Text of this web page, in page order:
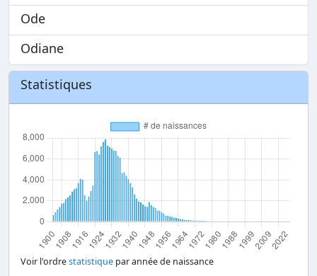
Ode
Odiane
Statistiques
Voir l'ordrestatistique par année de naissance